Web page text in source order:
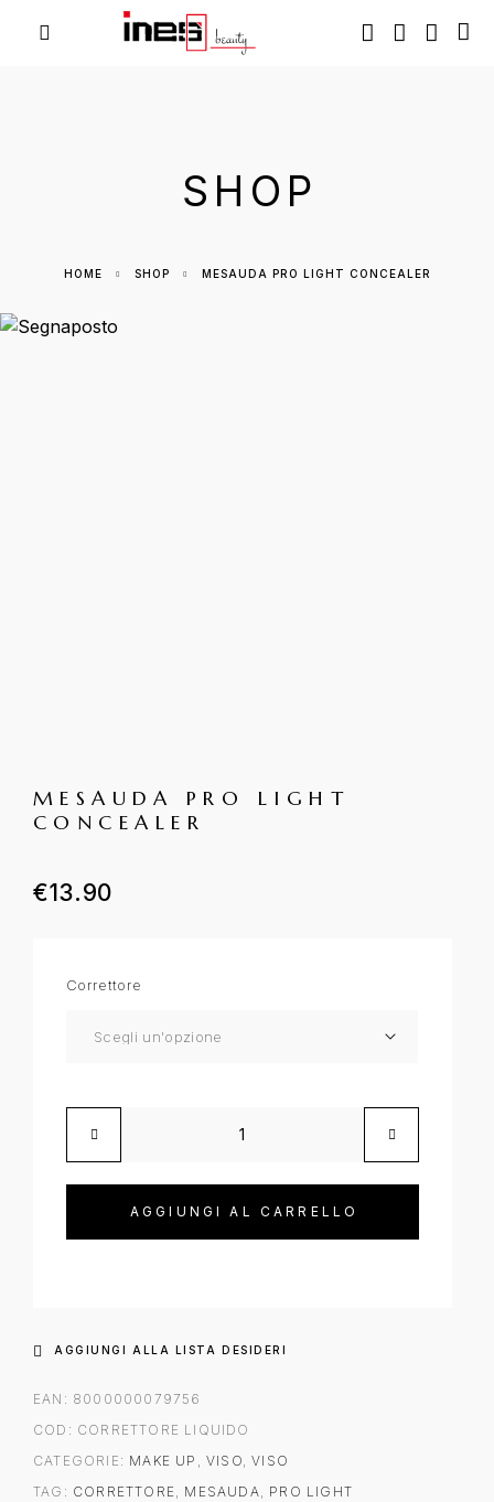
SHOP
HOME SHOP MESAUDA PRO LIGHT CONCEALER
MESAUDA PRO LIGHT
CONCEALER
€13.90
Correttore
AGGIUNGI AL CARRELLO
AGGIUNGI ALLA LISTA DESIDERI
EAN: 8000000079756
COD: CORRETTORE LIQUIDO
CATEGORIE: MAKE UP ,VISO,VISO
TAG: CORRETTORE, MESAUDA, PRO LIGHT